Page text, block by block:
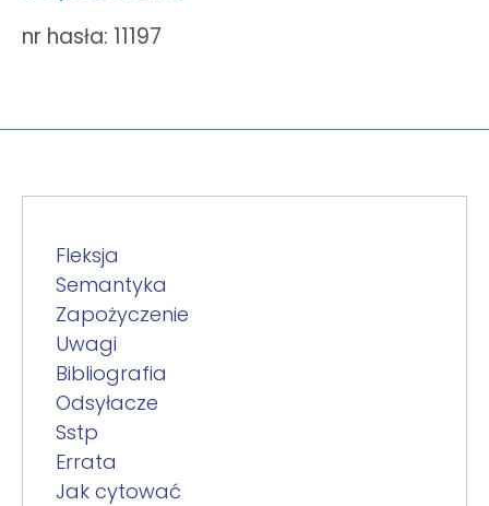
nr hasła: 11197
Fleksja
Semantyka
Zapożyczenie
Uwagi
Bibliografia
Odsyłacze
Sstp
Errata
Jak cytować